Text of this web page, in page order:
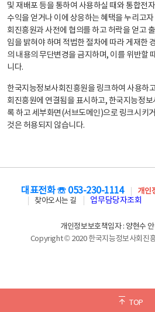
및 재배포 등을 통하여 사용하실 때와 통합전
수익을 얻거나 이에 상응하는 혜택을 누리고
회진흥원과 사전에 협의를 하고 허락을 얻고
임을 밝혀야 하며 적법한 절차에 따라 게재한
의 내용의 무단변경을 금지하며, 이를 위반할
니다.
한국지능정보사회진흥원을 링크하여 사용하
회진흥원에 연결됨을 표시하고, 한국지능정
록 하고 세부화면(서브도메인)으로 링크시키
것은 허용되지 않습니다.
TOP
대표전화 ☏ 053-230-1114 개인
찾아오시는 길
업무담당자조회
개인정보보호책임자 : 양현수
Copyright © 2020 한국지능정보사회진